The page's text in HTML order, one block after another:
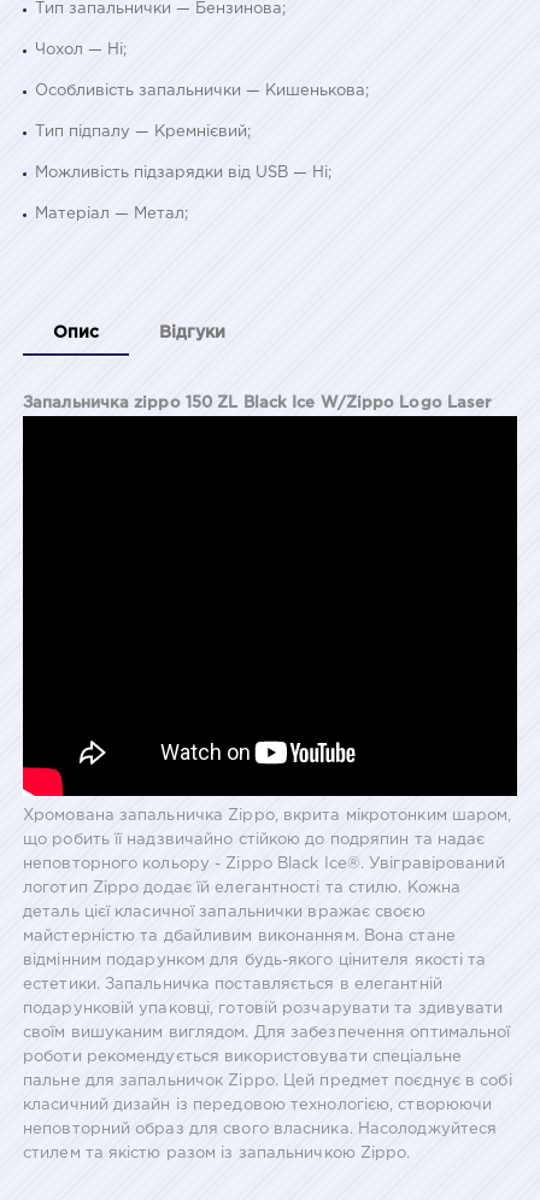
Тип запальнички — Бензинова;
Чохол — Ні;
Особливість запальнички — Кишенькова;
Тип підпалу — Кремнієвий;
Можливість підзарядки від USB — Ні;
Матеріал — Метал;
Опис Відгуки
Запальничка zippo 150 ZL Black Ice W/Zippo Logo Laser
Хромована запальничка Zippo, вкрита мікротонким шаром,
що робить її надзвичайно стійкою до подряпин та надає
неповторного кольору - Zippo Black Ice®. Увігравірований
логотип Zippo додає їй елегантності та стилю. Кожна
деталь цієї класичної запальнички вражає своєю
майстерністю та дбайливим виконанням. Вона стане
відмінним подарунком для будь-якого цінителя якості та
естетики. Запальничка поставляється в елегантній
подарунковій упаковці, готовій розчарувати та здивувати
своїм вишуканим виглядом. Для забезпечення оптимальної
роботи рекомендується використовувати спеціальне
пальне для запальничок Zippo. Цей предмет поєднує в собі
класичний дизайн із передовою технологією, створюючи
неповторний образ для свого власника. Насолоджуйтеся
стилем та якістю разом із запальничкою Zippo.